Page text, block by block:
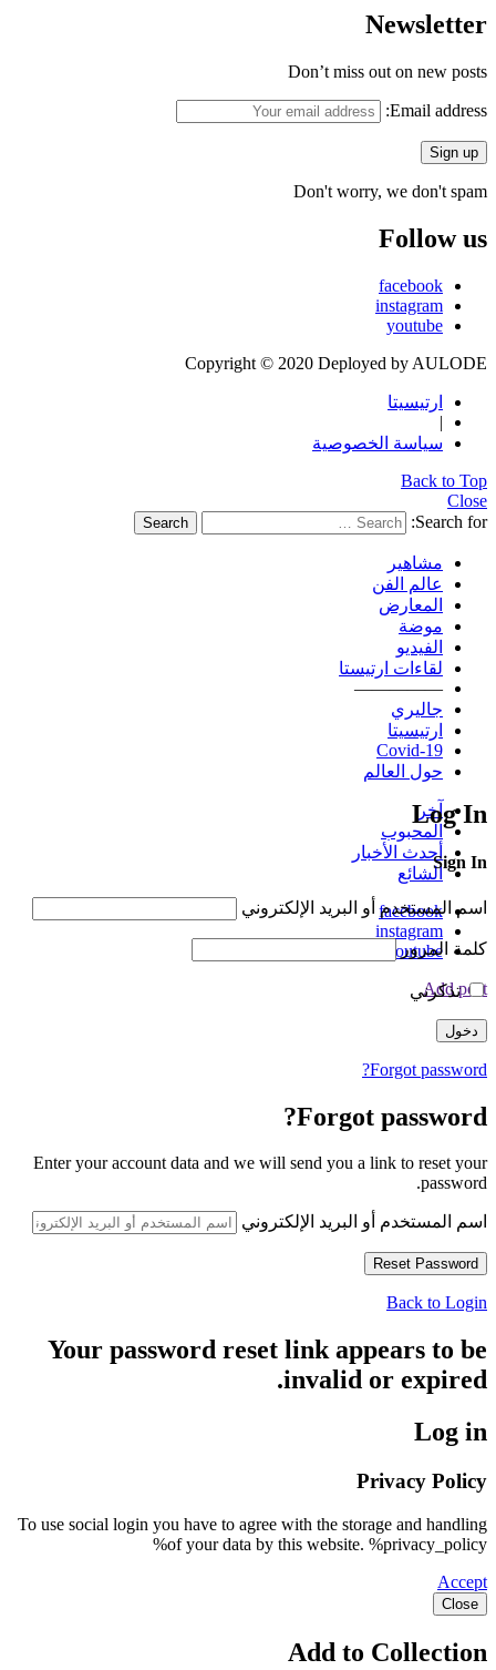
Newsletter
Don’t miss out on new posts
Email address:
Don't worry, we don't spam
Follow us
facebook
instagram
youtube
Copyright © 2020 Deployed by AULODE
ارتيسيتا
|
سياسة الخصوصية
Back to Top
Close
Search for:
Search
مشاهير
عالم الفن
المعارض
موضة
الفيديو
لقاءات ارتيستا
—————
جاليري
ارتيسيتا
Covid-19
حول العالم
آخر
المحبوب
أحدث الأخبار
الشائع
facebook
instagram
youtube
Add post
Log In
Sign In
اسم المستخدم أو البريد الإلكتروني
كلمة المرور
تذكرني
Forgot password?
Forgot password?
Enter your account data and we will send you a link to reset your
password.
اسم المستخدم أو البريد الإلكتروني
Back to Login
Your password reset link appears to be
invalid or expired.
Log in
Privacy Policy
To use social login you have to agree with the storage and handling
of your data by this website. %privacy_policy%
Accept
Close
Add to Collection